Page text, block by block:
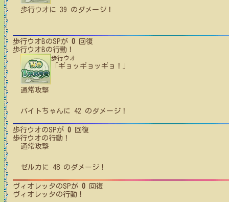
歩行ウオ に 39 のダメージ！
歩行ウオBのSPが 0 回復
歩行ウオBの行動！
歩行ウオ
「ギョッギョッギョ！」
通常攻撃
バイトちゃん に 42 のダメージ！
歩行ウオのSPが 0 回復
歩行ウオの行動！
通常攻撃
ゼルカ に 48 のダメージ！
ヴィオレッタのSPが 0 回復
ヴィオレッタの行動！